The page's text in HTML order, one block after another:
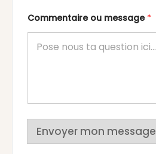
Commentaire ou message *
Envoyer mon message